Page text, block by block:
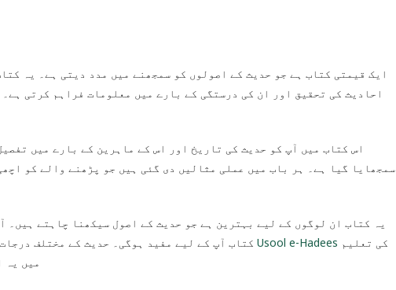
احادیث کی تحقیق اور ان کی درستگی کے بارے میں معلومات فراہم کرتی
اس کتاب میں آپ کو حدیث کی تاریخ اور اس کے ماہرین کے بارے میں
سمجھایا گیا ہے۔ ہر باب میں عملی مثالیں دی گئی ہیں جو پڑھنے والے کو
یہ کتاب ان لوگوں کے لیے بہترین ہے جو حدیث کے اصول سیکھنا چاہتے
کتاب آپ کے لیے مفید ہوگی۔ حدیث کے مختلف درجات اور ان کی تقسیم کو سمجھنے کے لیے یہ کتاب ضروری ہے۔Usool e-Hadees
میں یہ